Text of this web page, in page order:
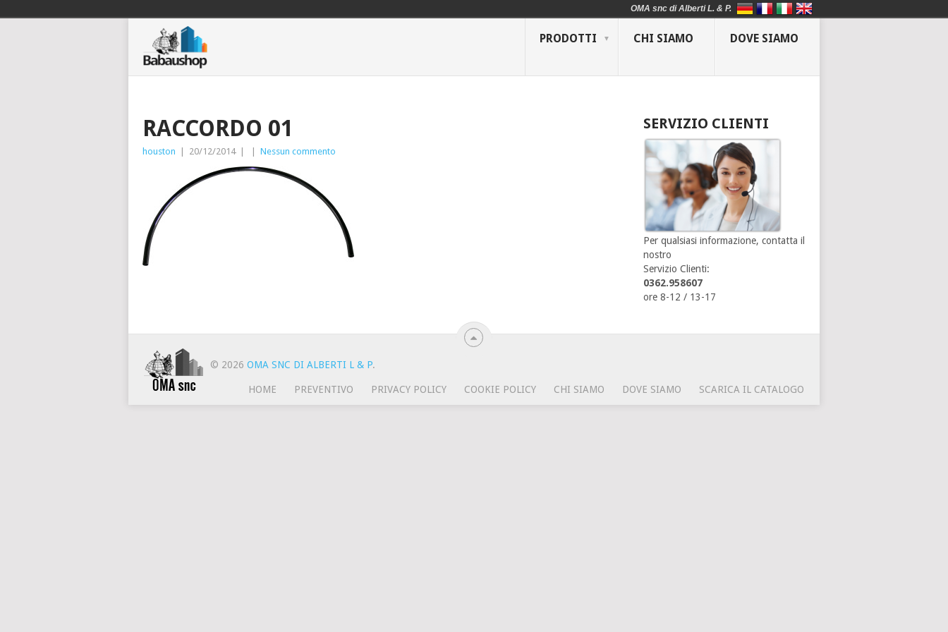
PRODOTTI CHI SIAMO DOVE SIAMO
RACCORDO 01
houston 20/12/2014 Nessun commento
SERVIZIO CLIENTI
Per qualsiasi informazione, contatta il
nostro
Servizio Clienti:
0362.958607
ore 8-12 / 13-17
© 2026 OMA SNC DI ALBERTI L & P.
HOME PREVENTIVO PRIVACY POLICY COOKIE POLICY CHI SIAMO DOVE SIAMO SCARICA IL CATALOGO
OMA snc di Alberti L. & P.